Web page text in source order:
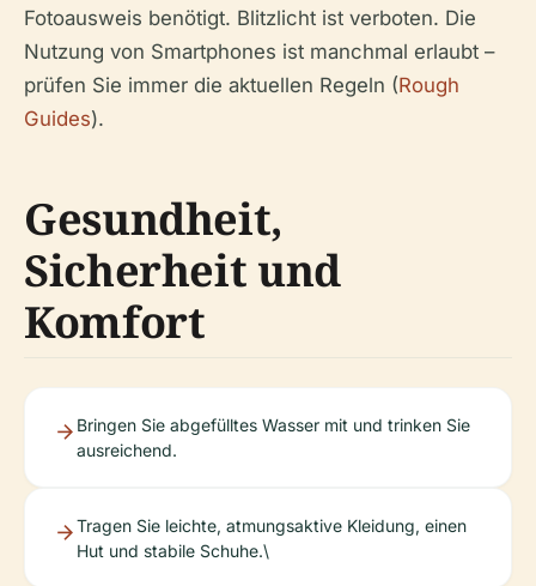
Fotoausweis benötigt. Blitzlicht ist verboten. Die
Nutzung von Smartphones ist manchmal erlaubt –
prüfen Sie immer die aktuellen Regeln (Rough
Guides).
Gesundheit,
Sicherheit und
Komfort
Bringen Sie abgefülltes Wasser mit und trinken Sie
ausreichend.
Tragen Sie leichte, atmungsaktive Kleidung, einen
Hut und stabile Schuhe.\